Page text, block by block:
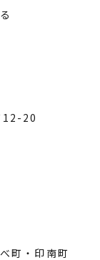
12-20
町・印南町